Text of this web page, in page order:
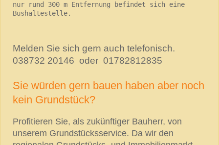
nur rund 300 m Entfernung befindet sich eine
Bushaltestelle.
Melden Sie sich gern auch telefonisch.
038732 20146 oder 01782812835
Sie würden gern bauen haben aber noch
kein Grundstück?
Profitieren Sie, als zukünftiger Bauherr, von
unserem Grundstücksservice. Da wir den